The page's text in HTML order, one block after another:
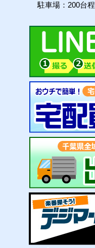
駐車場：200台程